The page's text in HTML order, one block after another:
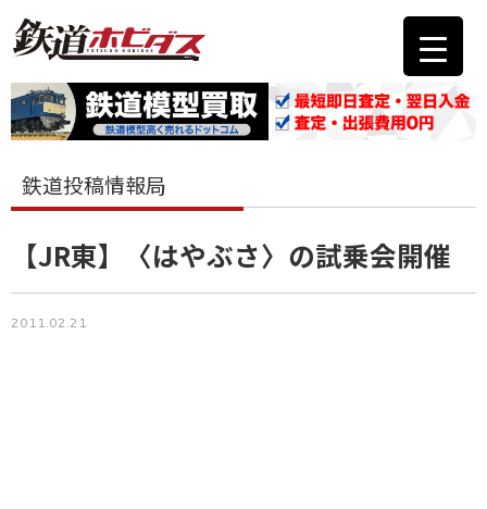
鉄道投稿情報局
【JR東】〈はやぶさ〉の試乗会開催
2011.02.21